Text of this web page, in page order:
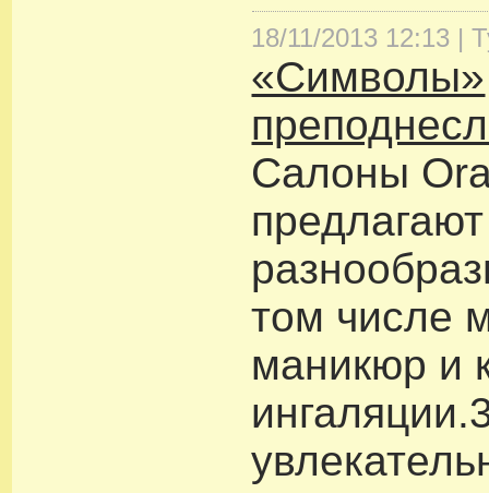
18/11/2013 12:13 |
«Символы»
Салоны
том числе
маникюр и